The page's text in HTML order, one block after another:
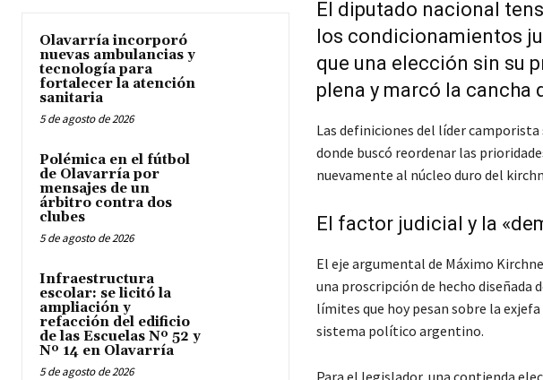
Olavarría incorporó
nuevas ambulancias y
tecnología para
fortalecer la atención
sanitaria
5 de agosto de 2026
Polémica en el fútbol
de Olavarría por
mensajes de un
árbitro contra dos
clubes
5 de agosto de 2026
Infraestructura
escolar: se licitó la
ampliación y
refacción del edificio
de las Escuelas Nº 52 y
Nº 14 en Olavarría
5 de agosto de 2026
El diputado nacional
los condicionamientos
que una elección sin su
plena y marcó la cancha
Las definiciones del líder
donde buscó reordenar las
nuevamente al núcleo duro del
El factor judicial y la
El eje argumental de Máximo
una proscripción de hecho diseñada
límites que hoy pesan sobre la
sistema político argentino.